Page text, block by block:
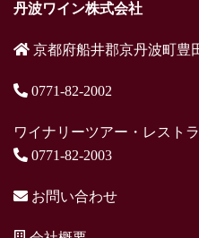
丹波ワイン株式会社
京都府船井郡京丹波町豊
0771-82-2002
ワイナリーツアー・レスト
0771-82-2003
お問い合わせ